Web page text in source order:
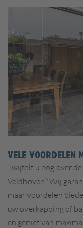
VELE VOORDELEN
Twijfelt u nog over
Veldhoven? Wij
maar voordelen
uw overkapping of
en geniet van